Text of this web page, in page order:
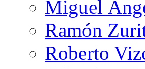
Miguel
Ramón
Roberto